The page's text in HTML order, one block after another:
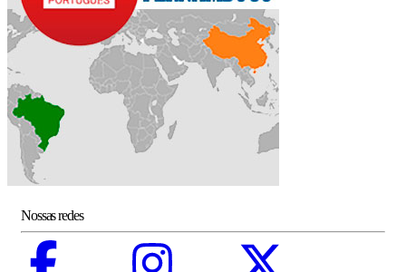
Nossas redes